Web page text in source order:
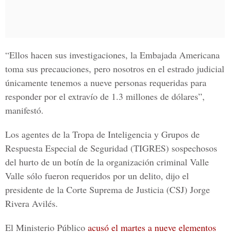
“Ellos hacen sus investigaciones, la Embajada Americana
toma sus precauciones, pero nosotros en el estrado judicial
únicamente tenemos a nueve personas requeridas para
responder por el extravío de 1.3 millones de dólares”,
manifestó.
Los agentes de la Tropa de Inteligencia y Grupos de
Respuesta Especial de Seguridad (TIGRES) sospechosos
del hurto de un botín de la organización criminal Valle
Valle sólo fueron requeridos por un delito, dijo el
presidente de la Corte Suprema de Justicia (CSJ) Jorge
Rivera Avilés.
El Ministerio Público acusó el martes a nueve elementos